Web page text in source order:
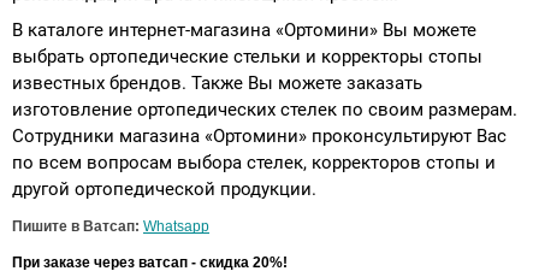
В каталоге интернет-магазина «Ортомини» Вы можете
выбрать ортопедические стельки и корректоры стопы
известных брендов. Также Вы можете заказать
изготовление ортопедических стелек по своим размерам.
Сотрудники магазина «Ортомини» проконсультируют Вас
по всем вопросам выбора стелек, корректоров стопы и
другой ортопедической продукции.
Пишите в Ватсап: Whatsapp
При заказе через ватсап - скидка 20%!